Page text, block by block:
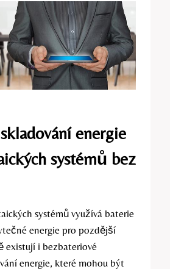
energie
systémů bez
systémů využívá baterie
energie pro pozdější
existují i bezbateriové
energie, které mohou být